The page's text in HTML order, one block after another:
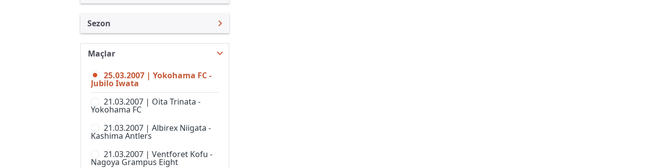
Japonya
Türkiye
Uluslararası
Uluslararası Kulüpler
Turkiye
İngiltere
Almanya Amatör
Fransa
Emperor Kupası
J.Lig 2
J.Ligi
Japonya Futbol Ligi
Nadeshiko Ligi, 1. Lig, Kadınlar
Süper Kupa
Sezon
J. Lig Kupası 2026
J. Lig Kupası 2025
J. Lig Kupası 2024
J. Lig Kupası 2023
J. Lig Kupası 2022
J. Lig Kupası 2021
Maçlar
25.03.2007 | Yokohama FC -
Jubilo Iwata
21.03.2007 | Oita Trinata -
Yokohama FC
21.03.2007 | Albirex Niigata -
Kashima Antlers
21.03.2007 | Ventforet Kofu -
Nagoya Grampus Eight